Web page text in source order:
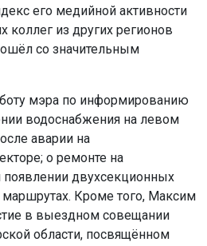
его медийной активности
коллег из других регионов
со значительным
мэра по информированию
водоснабжения на левом
аварии на
о ремонте на
двухсекционных
маршрутах. Кроме того, Максим
в выездном совещании
области, посвящённом